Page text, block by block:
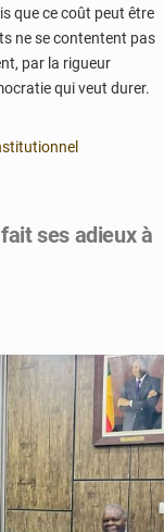
que ce coût peut être
ne se contentent pas
par la rigueur
qui veut durer.
ses adieux à